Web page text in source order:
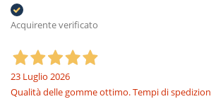
Acquirente verificato
23 Luglio 2026
Qualità delle gomme ottimo. Tempi di